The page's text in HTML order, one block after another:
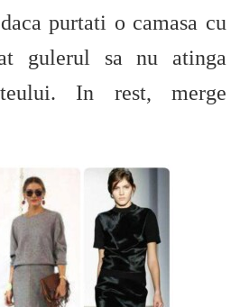
purtati o camasa cu
gulerul sa nu atinga
In rest, merge